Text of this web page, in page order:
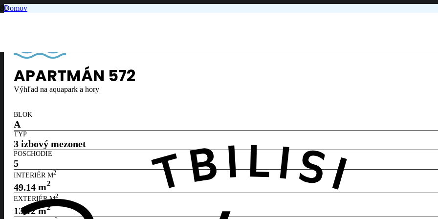
Domov
APARTMÁN 572
Výhľad na aquapark a hory
BLOK
A
TYP
3 izbový mezonet
POSCHODIE
5
INTERIÉR M2
49.14 m2
EXTERIÉR M2
13.12m2